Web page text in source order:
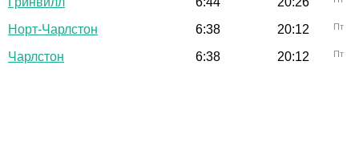
Норт-Чарлстон 6:38 20:12 Пт
Чарлстон 6:38 20:12 Пт